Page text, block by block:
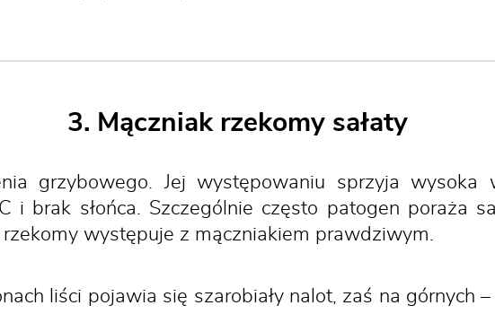
3. Mączniak rzekomy sałaty
grzybowego. Jej występowaniu sprzyja wysoka
i brak słońca. Szczególnie często patogen poraża
występuje z mączniakiem prawdziwym.
liści pojawia się szarobiały nalot, zaś na górnych